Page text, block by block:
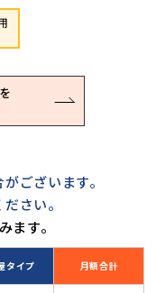
ございます。
さい。
ます。
タイプ 月額合計